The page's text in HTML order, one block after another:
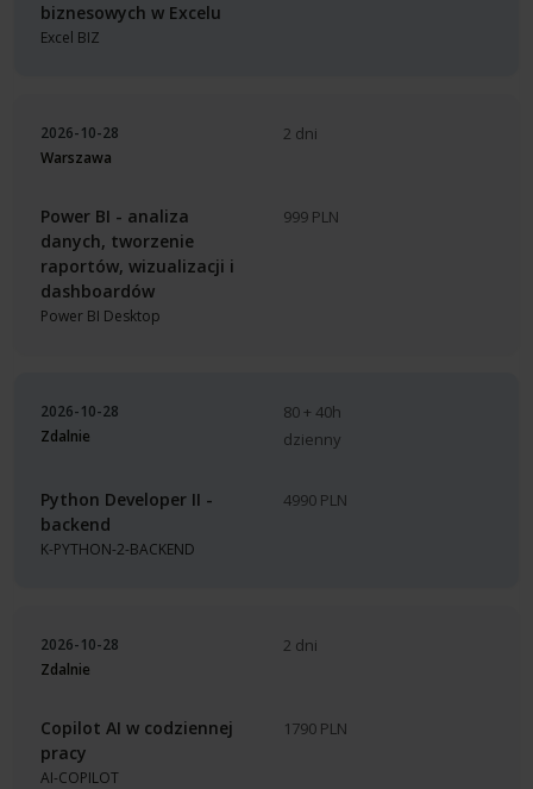
biznesowych w Excelu
Excel BIZ
2026-10-28
Warszawa
Power BI - analiza
danych, tworzenie
raportów, wizualizacji i
dashboardów
Power BI Desktop
2 dni
999 PLN
2026-10-28
Zdalnie
Python Developer II -
backend
K-PYTHON-2-BACKEND
80 + 40h
dzienny
4990 PLN
2026-10-28
Zdalnie
Copilot AI w codziennej
pracy
AI-COPILOT
2 dni
1790 PLN